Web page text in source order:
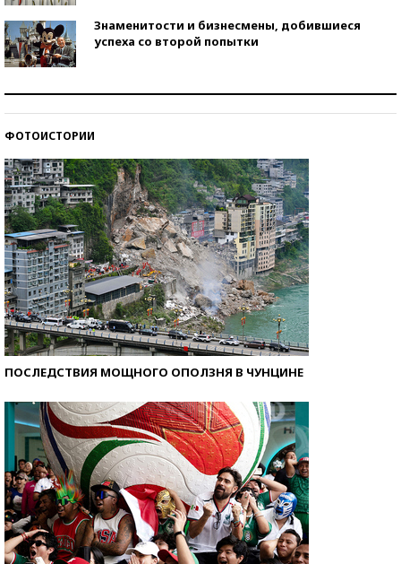
Знаменитости и бизнесмены, добившиеся
успеха со второй попытки
ФОТОИСТОРИИ
ПОСЛЕДСТВИЯ МОЩНОГО ОПОЛЗНЯ В ЧУНЦИНЕ